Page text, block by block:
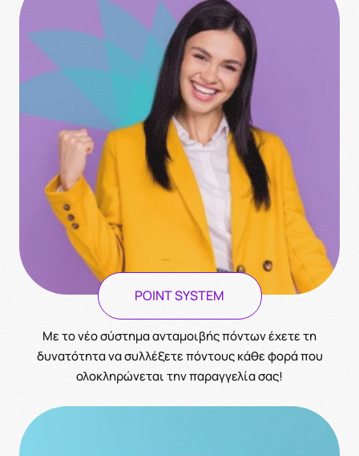
POINT SYSTEM
Με το νέο σύστημα ανταμοιβής πόντων έχετε τη
δυνατότητα να συλλέξετε πόντους κάθε φορά που
ολοκληρώνεται την παραγγελία σας!